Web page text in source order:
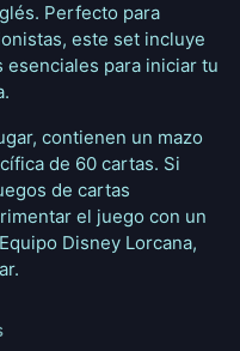
Perfecto para
este set incluye
para iniciar tu
contienen un mazo
de 60 cartas. Si
de cartas
el juego con un
Disney Lorcana,